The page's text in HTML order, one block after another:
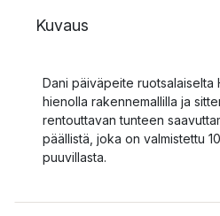
Kuvaus
Dani päiväpeite ruotsalaiselta
hienolla rakennemallilla ja
rentouttavan tunteen
päällistä, joka on valmistettu
puuvillasta.